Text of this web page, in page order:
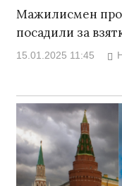
Мажилисмен про
посадили за
15.01.2025 11:45